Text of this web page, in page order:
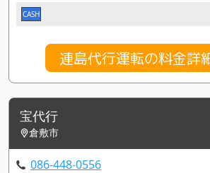
CASH
連島代行運転の料金詳
宝代行
倉敷市
086-448-0556